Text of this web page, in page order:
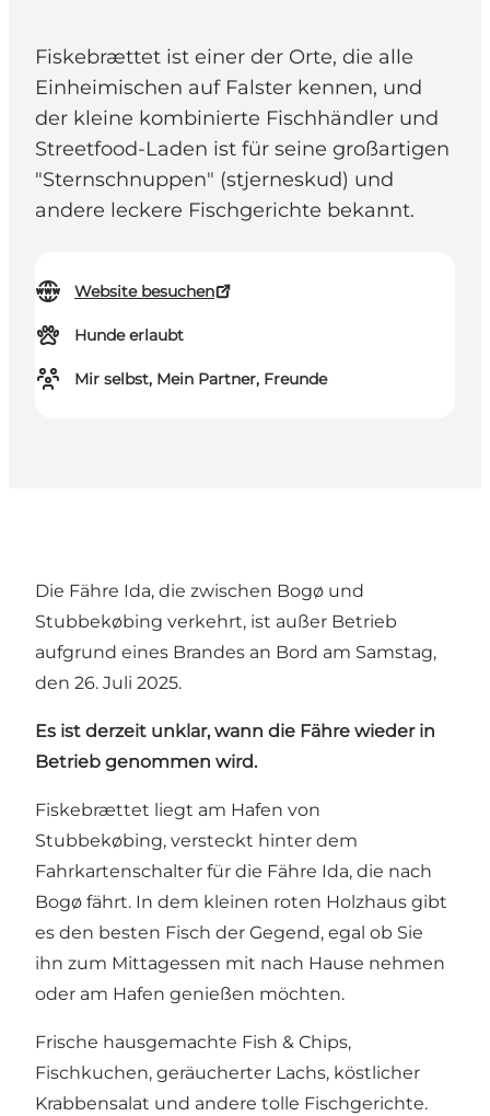
Fiskebrættet ist einer der Orte, die alle
Einheimischen auf Falster kennen, und
der kleine kombinierte Fischhändler und
Streetfood-Laden ist für seine großartigen
"Sternschnuppen" (stjerneskud) und
andere leckere Fischgerichte bekannt.
Website besuchen
Hunde erlaubt
Mir selbst, Mein Partner, Freunde
Die Fähre Ida, die zwischen Bogø und
Stubbekøbing verkehrt, ist außer Betrieb
aufgrund eines Brandes an Bord am Samstag,
den 26. Juli 2025.
Es ist derzeit unklar, wann die Fähre wieder in
Betrieb genommen wird.
Fiskebrættet liegt am Hafen von
Stubbekøbing, versteckt hinter dem
Fahrkartenschalter für die Fähre Ida, die nach
Bogø fährt. In dem kleinen roten Holzhaus gibt
es den besten Fisch der Gegend, egal ob Sie
ihn zum Mittagessen mit nach Hause nehmen
oder am Hafen genießen möchten.
Frische hausgemachte Fish & Chips,
Fischkuchen, geräucherter Lachs, köstlicher
Krabbensalat und andere tolle Fischgerichte.